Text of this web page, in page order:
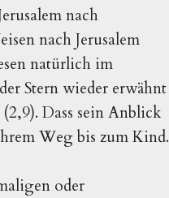
nach
nach Jerusalem
natürlich im
Stern wieder erwähnt
Dass sein Anblick
Weg bis zum Kind.
oder